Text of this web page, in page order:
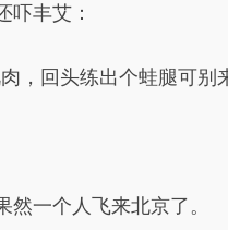
吓丰艾：
，回头练出个蛙腿可别
然一个人飞来北京了。